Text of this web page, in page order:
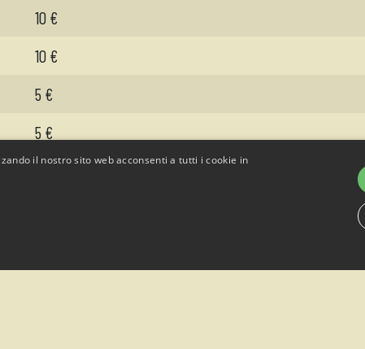
10 €
10 €
5 €
5 €
4 €
il nostro sito web acconsenti a tutti i cookie in